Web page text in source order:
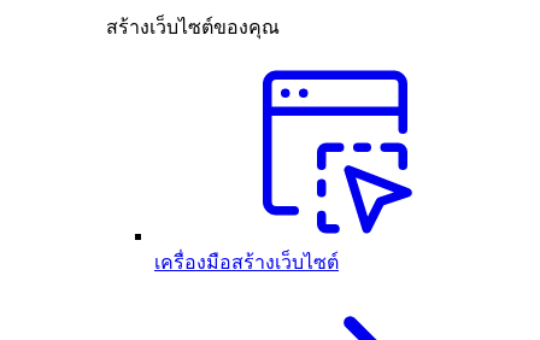
สร้างเว็บไซต์ของคุณ
เครื่องมือสร้างเว็บไซต์